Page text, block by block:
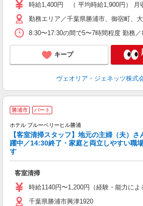
時給1,400円 （ 平均時給1,900円） 月
勤務エリア／千葉県勝浦市、御宿町、
8:30〜17:30の間で5〜7時間程度 勤務
キープ
ヴェオリア・ジェネッツ株式
勝浦市 パート
ホテル ブルーベリーヒル勝浦
【客室清掃スタッフ】地元の主婦（夫）さ
躍中／14:30終了・家庭と両立しやすい職
す
客室清掃
時給1140円〜1,200円（経験・能力によ
千葉県勝浦市興津1920